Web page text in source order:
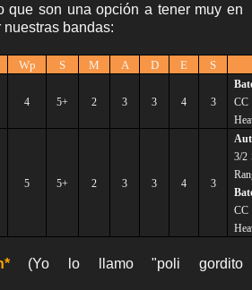
que son una opción a tener muy en
bandas:
Wp S M A D E S
4 5+ 2 3 3 4 3
5 5+ 2 3 3 4 3
3/2
(Yo lo llamo "poli gordito